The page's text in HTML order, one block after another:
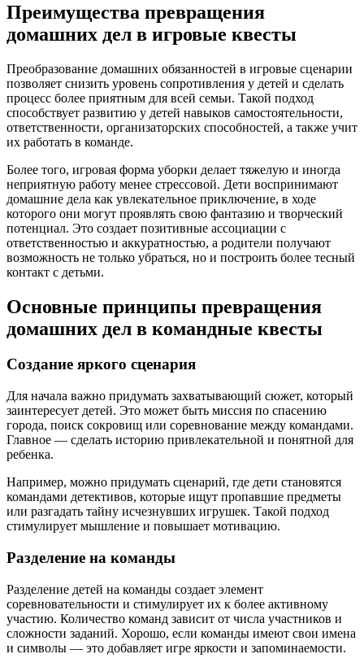
Преимущества превращения
домашних дел в игровые квесты
Преобразование домашних обязанностей в игровые сценарии
позволяет снизить уровень сопротивления у детей и сделать
процесс более приятным для всей семьи. Такой подход
способствует развитию у детей навыков самостоятельности,
ответственности, организаторских способностей, а также учит
их работать в команде.
Более того, игровая форма уборки делает тяжелую и иногда
неприятную работу менее стрессовой. Дети воспринимают
домашние дела как увлекательное приключение, в ходе
которого они могут проявлять свою фантазию и творческий
потенциал. Это создает позитивные ассоциации с
ответственностью и аккуратностью, а родители получают
возможность не только убраться, но и построить более тесный
контакт с детьми.
Основные принципы превращения
домашних дел в командные квесты
Создание яркого сценария
Для начала важно придумать захватывающий сюжет, который
заинтересует детей. Это может быть миссия по спасению
города, поиск сокровищ или соревнование между командами.
Главное — сделать историю привлекательной и понятной для
ребенка.
Например, можно придумать сценарий, где дети становятся
командами детективов, которые ищут пропавшие предметы
или разгадать тайну исчезнувших игрушек. Такой подход
стимулирует мышление и повышает мотивацию.
Разделение на команды
Разделение детей на команды создает элемент
соревновательности и стимулирует их к более активному
участию. Количество команд зависит от числа участников и
сложности заданий. Хорошо, если команды имеют свои имена
и символы — это добавляет игре яркости и запоминаемости.